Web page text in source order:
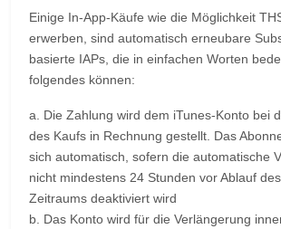
Einige In-App-Käufe wie die Möglichkeit
erwerben, sind automatisch erneubare
basierte IAPs, die in einfachen Worten
folgendes können:
a. Die Zahlung wird dem iTunes-Konto bei
des Kaufs in Rechnung gestellt. Das
sich automatisch, sofern die automatische
nicht mindestens 24 Stunden vor Ablauf
Zeitraums deaktiviert wird
b. Das Konto wird für die Verlängerung